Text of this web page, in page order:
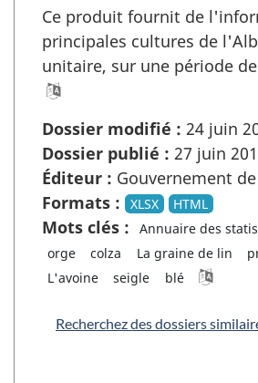
Ce produit fournit de
principales cultures de
unitaire, sur une période
Dossier modifié : 24 juin
Dossier publié : 27 juin
Éditeur : Gouvernement
Formats :
XLSX HTML
Mots clés :
Annuaire des
orge
colza La graine de lin
L'avoine
seigle blé
Recherchez des dossiers